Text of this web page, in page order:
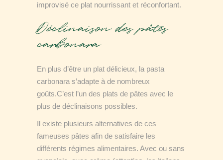
improvisé ce plat nourrissant et réconfortant.
Déclinaison des pâtes
carbonara
En plus d’être un plat délicieux, la pasta
carbonara s’adapte à de nombreux
goûts.C’est l’un des plats de pâtes avec le
plus de déclinaisons possibles.
Il existe plusieurs alternatives de ces
fameuses pâtes afin de satisfaire les
différents régimes alimentaires. Avec ou sans